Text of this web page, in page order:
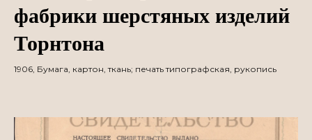
фабрики шерстяных изделий
Торнтона
1906, Бумага, картон, ткань; печать типографская, рукопись